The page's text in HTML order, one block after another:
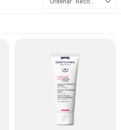
Recomendados